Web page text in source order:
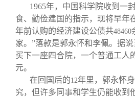
1965年，中国科学院收到一
食、勤俭建国的指示，现将早年
年前认购的经济建设公债共48460
家。”落款是郭永怀和李佩。据
买下一座四合院，一个普通工人
元。
在回国后的12年里，郭永怀
究，但许多同事和学生仍能收到